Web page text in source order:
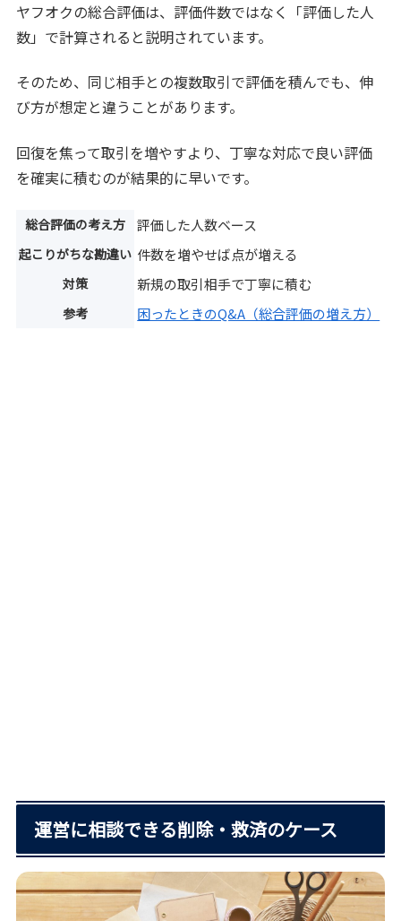
ヤフオクの総合評価は、評価件数ではなく「評価した人
数」で計算されると説明されています。
そのため、同じ相手との複数取引で評価を積んでも、伸
び方が想定と違うことがあります。
回復を焦って取引を増やすより、丁寧な対応で良い評価
を確実に積むのが結果的に早いです。
総合評価の考え方 評価した人数ベース
起こりがちな勘違い 件数を増やせば点が増える
対策 新規の取引相手で丁寧に積む
参考 困ったときのQ&A（総合評価の増え方）
運営に相談できる削除・救済のケース